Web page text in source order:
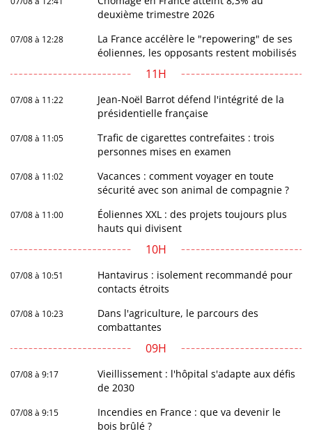
deuxième trimestre 2026
07/08 à 12:28
La France accélère le "repowering" de ses
éoliennes, les opposants restent mobilisés
11H
07/08 à 11:22
Jean-Noël Barrot défend l'intégrité de la
présidentielle française
07/08 à 11:05
Trafic de cigarettes contrefaites : trois
personnes mises en examen
07/08 à 11:02
Vacances : comment voyager en toute
sécurité avec son animal de compagnie ?
07/08 à 11:00
Éoliennes XXL : des projets toujours plus
hauts qui divisent
10H
07/08 à 10:51
Hantavirus : isolement recommandé pour
contacts étroits
07/08 à 10:23
Dans l'agriculture, le parcours des
combattantes
09H
07/08 à 9:17
Vieillissement : l'hôpital s'adapte aux défis
de 2030
07/08 à 9:15
Incendies en France : que va devenir le
bois brûlé ?